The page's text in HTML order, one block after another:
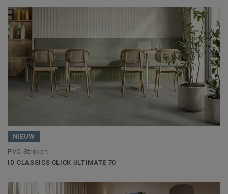
NIEUW
PVC-Stroken
ID CLASSICS CLICK ULTIMATE 70